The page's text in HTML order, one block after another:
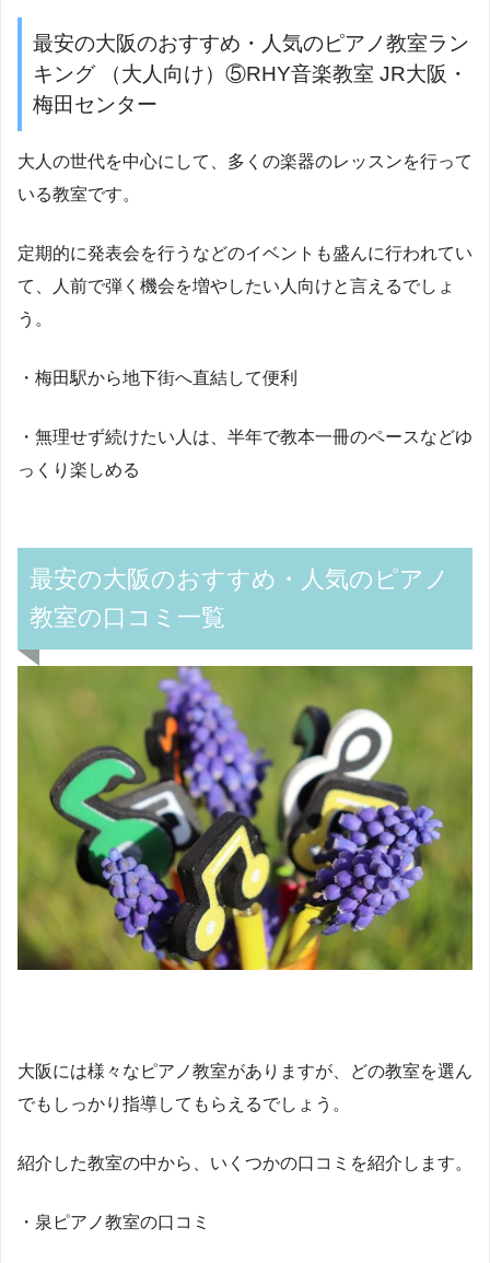
最安の大阪のおすすめ・人気のピアノ教室ラン
キング （大人向け）⑤RHY音楽教室 JR大阪・
梅田センター
大人の世代を中心にして、多くの楽器のレッスンを行って
いる教室です。
定期的に発表会を行うなどのイベントも盛んに行われてい
て、人前で弾く機会を増やしたい人向けと言えるでしょ
う。
・梅田駅から地下街へ直結して便利
・無理せず続けたい人は、半年で教本一冊のペースなどゆ
っくり楽しめる
最安の大阪のおすすめ・人気のピアノ
教室の口コミ一覧
大阪には様々なピアノ教室がありますが、どの教室を選ん
でもしっかり指導してもらえるでしょう。
紹介した教室の中から、いくつかの口コミを紹介します。
・泉ピアノ教室の口コミ